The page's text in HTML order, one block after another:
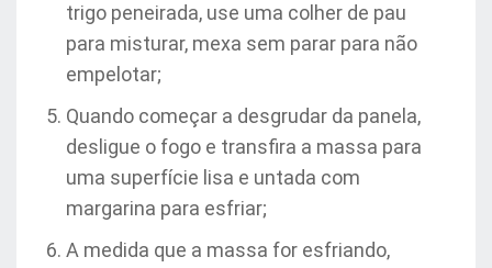
trigo peneirada, use uma colher de pau
para misturar, mexa sem parar para não
empelotar;
Quando começar a desgrudar da panela,
desligue o fogo e transfira a massa para
uma superfície lisa e untada com
margarina para esfriar;
A medida que a massa for esfriando,